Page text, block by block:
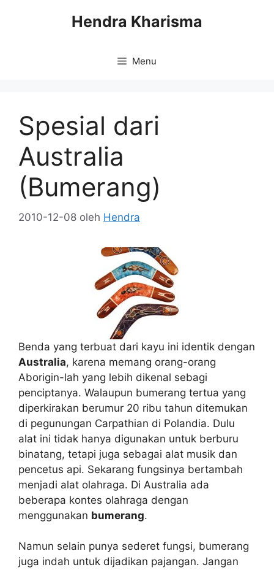
Hendra Kharisma
Menu
Spesial dari
Australia
(Bumerang)
2010-12-08 oleh Hendra
Benda yang terbuat dari kayu ini identik dengan
Australia, karena memang orang-orang
Aborigin-lah yang lebih dikenal sebagi
penciptanya. Walaupun bumerang tertua yang
diperkirakan berumur 20 ribu tahun ditemukan
di pegunungan Carpathian di Polandia. Dulu
alat ini tidak hanya digunakan untuk berburu
binatang, tetapi juga sebagai alat musik dan
pencetus api. Sekarang fungsinya bertambah
menjadi alat olahraga. Di Australia ada
beberapa kontes olahraga dengan
menggunakan bumerang.
Namun selain punya sederet fungsi, bumerang
juga indah untuk dijadikan pajangan. Jangan